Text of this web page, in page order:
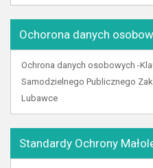
Ochorona danych
Ochrona danych osobowych -
Samodzielnego Publicznego
Lubawce
Standardy Ochrony